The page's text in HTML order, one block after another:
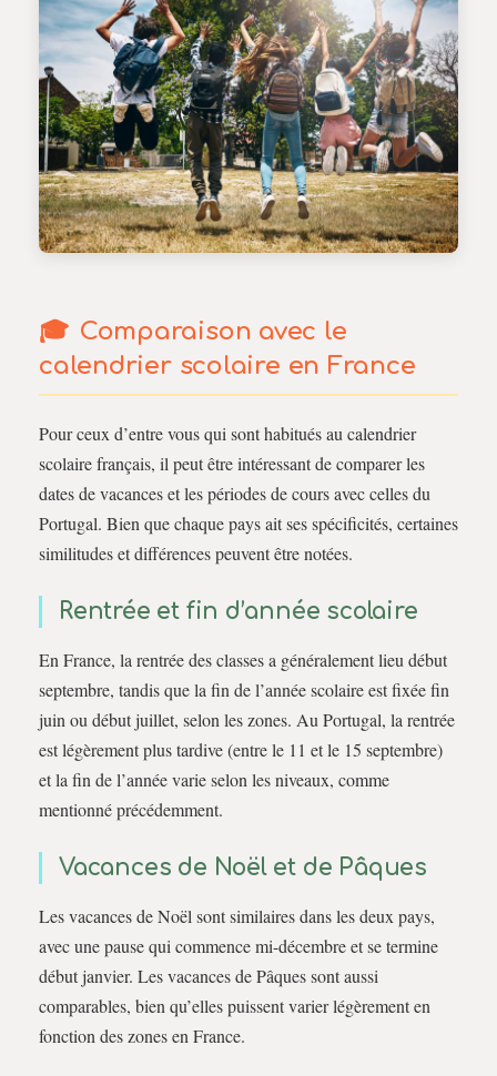
Comparaison avec le
calendrier scolaire en France
Pour ceux d’entre vous qui sont habitués au calendrier
scolaire français, il peut être intéressant de comparer les
dates de vacances et les périodes de cours avec celles du
Portugal. Bien que chaque pays ait ses spécificités, certaines
similitudes et différences peuvent être notées.
Rentrée et fin d’année scolaire
En France, la rentrée des classes a généralement lieu début
septembre, tandis que la fin de l’année scolaire est fixée fin
juin ou début juillet, selon les zones. Au Portugal, la rentrée
est légèrement plus tardive (entre le 11 et le 15 septembre)
et la fin de l’année varie selon les niveaux, comme
mentionné précédemment.
Vacances de Noël et de Pâques
Les vacances de Noël sont similaires dans les deux pays,
avec une pause qui commence mi-décembre et se termine
début janvier. Les vacances de Pâques sont aussi
comparables, bien qu’elles puissent varier légèrement en
fonction des zones en France.